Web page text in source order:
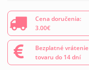
Cena doručenia:
3.00€
Bezplatné vrátenie
tovaru do 14 dní